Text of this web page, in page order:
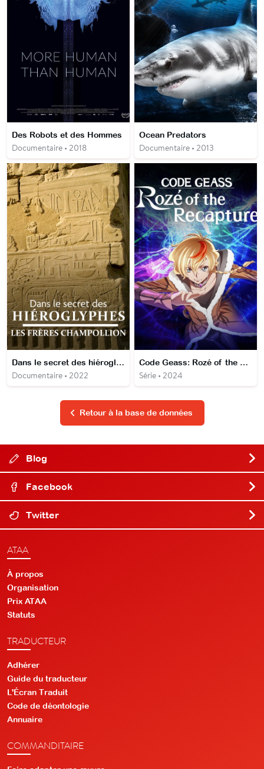
Des Robots et des Hommes
Documentaire • 2018
Ocean Predators
Documentaire • 2013
Dans le secret des hiéroglyphes - Les frères Champollion
Documentaire • 2022
Code Geass: Rozé of the Recapture
Série • 2024
Retour à la base de données
Blog
Facebook
Twitter
ATAA
À propos
Organisation
Prix ATAA
Statuts
TRADUCTEUR
Adhérer
Guide du traducteur
L'Écran Traduit
Code de déontologie
Annuaire
COMMANDITAIRE